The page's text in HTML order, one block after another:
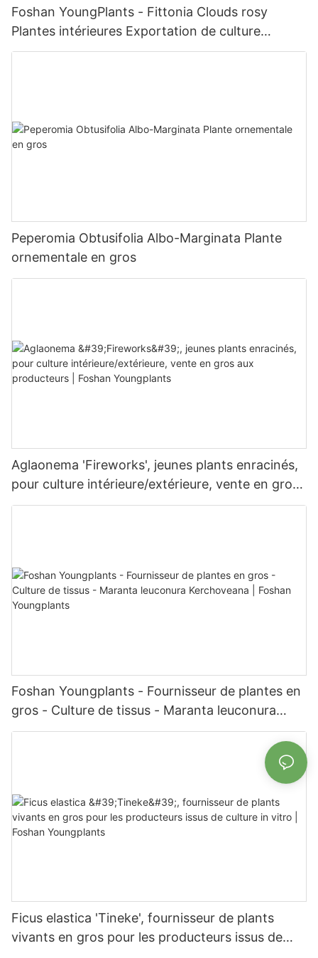
Foshan YoungPlants - Fittonia Clouds rosy
Plantes intérieures Exportation de culture
tissulaire dans le monde entier Fittonia
Peperomia Obtusifolia Albo-Marginata Plante
ornementale en gros
Aglaonema 'Fireworks', jeunes plants enracinés,
pour culture intérieure/extérieure, vente en gros
aux producteurs | Foshan Youngplants
Foshan Youngplants - Fournisseur de plantes en
gros - Culture de tissus - Maranta leuconura
Kerchoveana | Foshan Youngplants
Ficus elastica 'Tineke', fournisseur de plants
vivants en gros pour les producteurs issus de